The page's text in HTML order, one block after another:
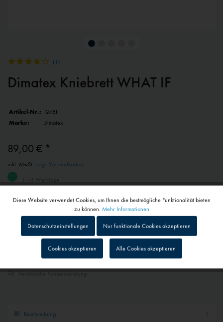
(1 )
Dimatex Kniebrett WHAT IF
Artikel-Nr.: 12481
Marke:
Dimatex
89,00 € *
inkl. MwSt. zzgl. Versandkosten
In denWarenkorb Gemerkt
Schneller Versand
Persönliche Kundenberatung
Beschreibung
Tracking Inaktiv
Personalisierung Inaktiv
Diese Website verwendet Cookies, um Ihnen die bestmögliche Funktionalität bieten
zu können. Mehr Informationen
Datenschutzeinstellungen Nur funktionale Cookies akzeptieren
Cookies akzeptieren Alle Cookies akzeptieren